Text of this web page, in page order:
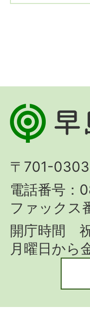
早
島
Hayashima
Town
〒701-
電話番号：
ファック
開庁時間
月曜日から